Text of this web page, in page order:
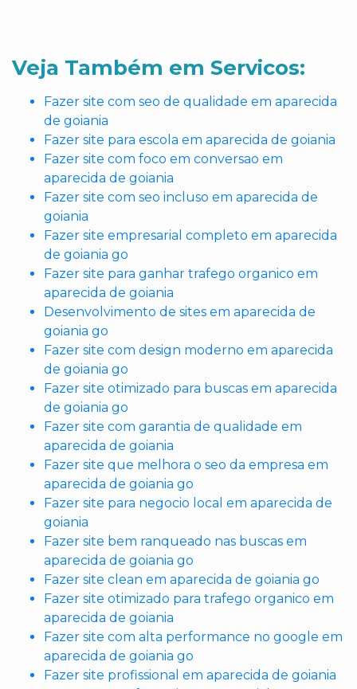
Veja Também em Servicos:
Fazer site com seo de qualidade em aparecida
de goiania
Fazer site para escola em aparecida de goiania
Fazer site com foco em conversao em
aparecida de goiania
Fazer site com seo incluso em aparecida de
goiania
Fazer site empresarial completo em aparecida
de goiania go
Fazer site para ganhar trafego organico em
aparecida de goiania
Desenvolvimento de sites em aparecida de
goiania go
Fazer site com design moderno em aparecida
de goiania go
Fazer site otimizado para buscas em aparecida
de goiania go
Fazer site com garantia de qualidade em
aparecida de goiania
Fazer site que melhora o seo da empresa em
aparecida de goiania go
Fazer site para negocio local em aparecida de
goiania
Fazer site bem ranqueado nas buscas em
aparecida de goiania go
Fazer site clean em aparecida de goiania go
Fazer site otimizado para trafego organico em
aparecida de goiania
Fazer site com alta performance no google em
aparecida de goiania go
Fazer site profissional em aparecida de goiania